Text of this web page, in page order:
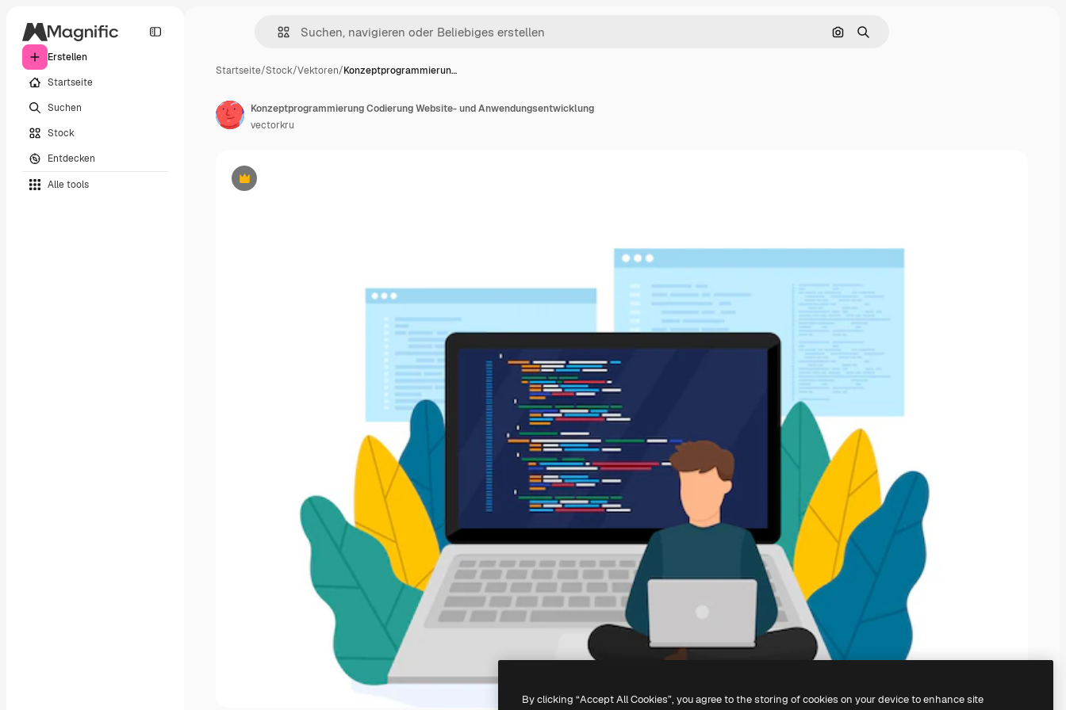
Erstellen
Startseite
Suchen
Stock
Entdecken
Alle tools
Nach Bild suchen
Suchen
Startseite/Stock/Vektoren/Konzeptprogrammierun…
Premium
Konzeptprogrammierung Codierung Website- und Anwendungsentwicklung
vectorkru
By clicking “Accept All Cookies”, you agree to the storing of cookies on your device to enhance site